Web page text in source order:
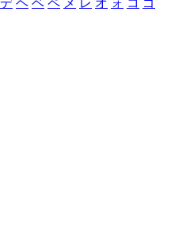
デ ヘ ベ ペ メ レ オ ォ コ ゴ